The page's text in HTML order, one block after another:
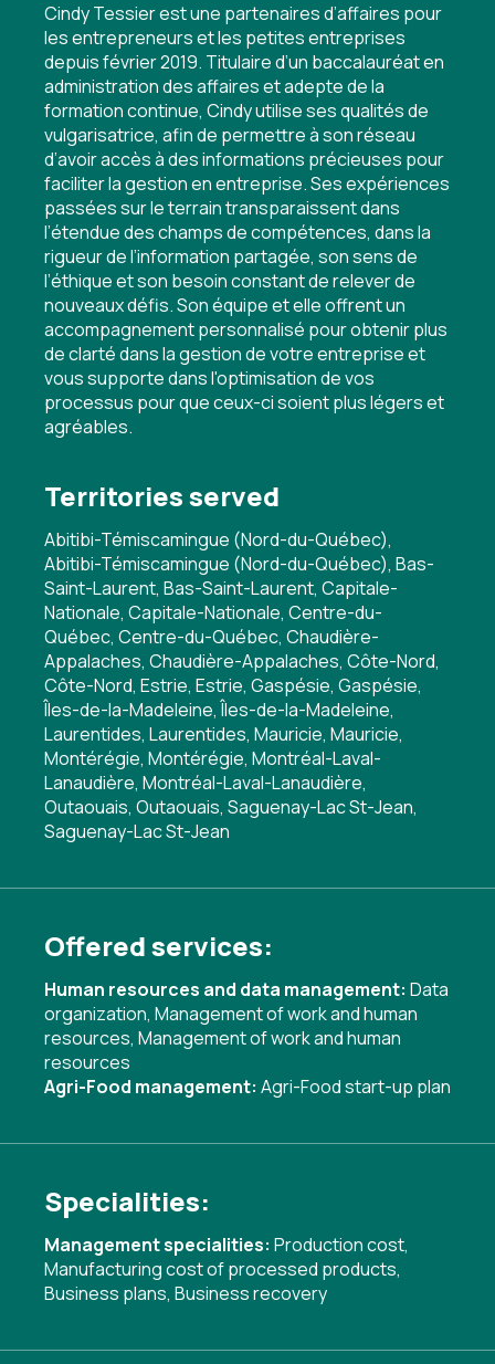
Cindy Tessier est une partenaires d’affaires pour
les entrepreneurs et les petites entreprises
depuis février 2019. Titulaire d’un baccalauréat en
administration des affaires et adepte de la
formation continue, Cindy utilise ses qualités de
vulgarisatrice, afin de permettre à son réseau
d’avoir accès à des informations précieuses pour
faciliter la gestion en entreprise. Ses expériences
passées sur le terrain transparaissent dans
l’étendue des champs de compétences, dans la
rigueur de l’information partagée, son sens de
l’éthique et son besoin constant de relever de
nouveaux défis. Son équipe et elle offrent un
accompagnement personnalisé pour obtenir plus
de clarté dans la gestion de votre entreprise et
vous supporte dans l'optimisation de vos
processus pour que ceux-ci soient plus légers et
agréables.
Territories served
Abitibi-Témiscamingue (Nord-du-Québec),
Abitibi-Témiscamingue (Nord-du-Québec), Bas-
Saint-Laurent, Bas-Saint-Laurent, Capitale-
Nationale, Capitale-Nationale, Centre-du-
Québec, Centre-du-Québec, Chaudière-
Appalaches, Chaudière-Appalaches, Côte-Nord,
Côte-Nord, Estrie, Estrie, Gaspésie, Gaspésie,
Îles-de-la-Madeleine, Îles-de-la-Madeleine,
Laurentides, Laurentides, Mauricie, Mauricie,
Montérégie, Montérégie, Montréal-Laval-
Lanaudière, Montréal-Laval-Lanaudière,
Outaouais, Outaouais, Saguenay-Lac St-Jean,
Saguenay-Lac St-Jean
Offered services:
Human resources and data management: Data
organization, Management of work and human
resources, Management of work and human
resources
Agri-Food management: Agri-Food start-up plan
Specialities:
Management specialities: Production cost,
Manufacturing cost of processed products,
Business plans, Business recovery